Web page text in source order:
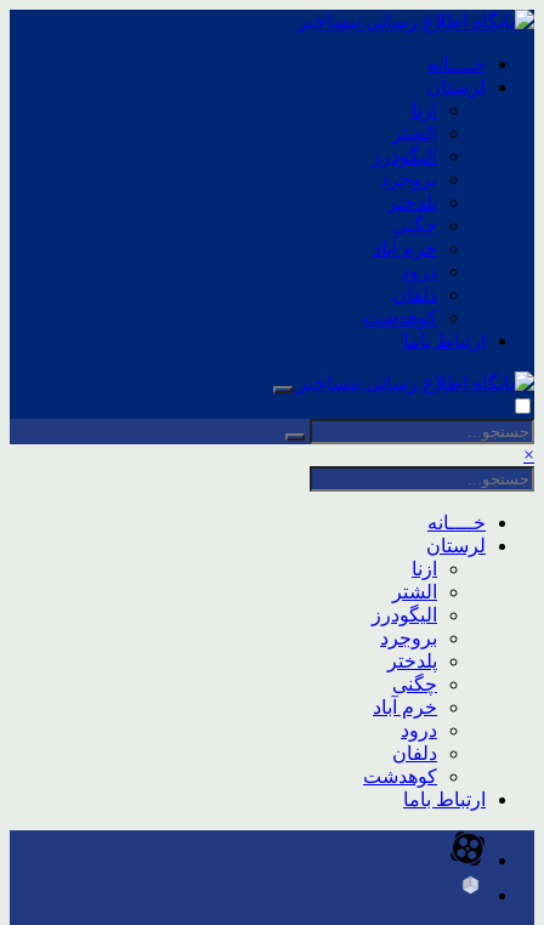
خــــانه
لرستان
ازنا
الشتر
الیگودرز
بروجرد
پلدختر
چگنی
خرم آباد
درود
دلفان
کوهدشت
ارتباط باما
×
خــــانه
لرستان
ازنا
الشتر
الیگودرز
بروجرد
پلدختر
چگنی
خرم آباد
درود
دلفان
کوهدشت
ارتباط باما